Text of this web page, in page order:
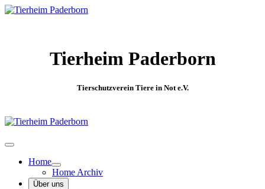
Tierheim Paderborn
Tierschutzverein Tiere in Not e.V.
Home
Home Archiv
Über uns